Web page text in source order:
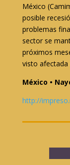
México
posible
problemas
sector se
próximos
visto
México •
http://